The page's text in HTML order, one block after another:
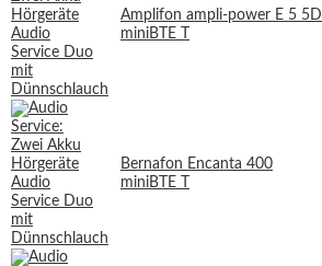
Amplifon ampli-power E 5 5D
miniBTE T
Bernafon Encanta 400
miniBTE T